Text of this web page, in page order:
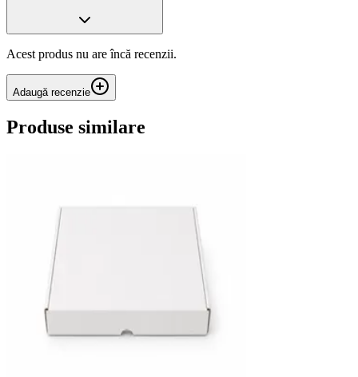
Acest produs nu are încă recenzii.
Adaugă recenzie
Produse similare